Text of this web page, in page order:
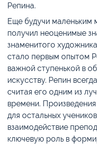
Репина.
Еще будучи маленьким
получил неоценимые
знаменитого
стало первым опытом
важной ступенькой в
искусству. Репин
считая его одним из
времени.
для остальных
взаимодействие
ключевую роль в